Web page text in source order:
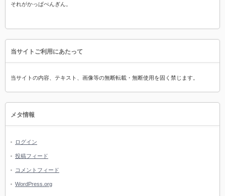
それがかっぱぺんぎん。
当サイトご利用にあたって
当サイトの内容、テキスト、画像等の無断転載・無断使用を固く禁じます。
メタ情報
ログイン
投稿フィード
コメントフィード
WordPress.org